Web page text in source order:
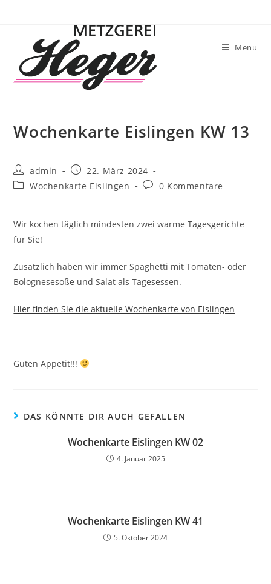
Menü
Wochenkarte Eislingen KW 13
admin
22. März 2024
Wochenkarte Eislingen
0 Kommentare
Wir kochen täglich mindesten zwei warme Tagesgerichte
für Sie!
Zusätzlich haben wir immer Spaghetti mit Tomaten- oder
Bolognesesoße und Salat als Tagesessen.
Hier finden Sie die aktuelle Wochenkarte von Eislingen
Guten Appetit!!!
DAS KÖNNTE DIR AUCH GEFALLEN
Wochenkarte Eislingen KW 02
4. Januar 2025
Wochenkarte Eislingen KW 41
5. Oktober 2024